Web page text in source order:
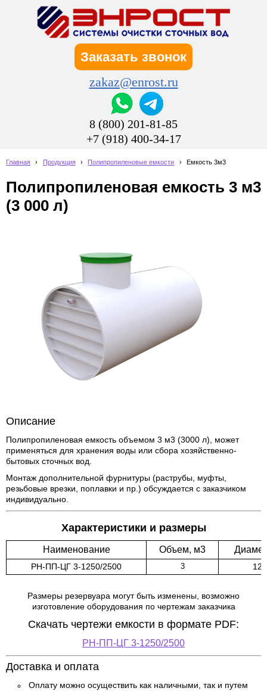
Заказать звонок
zakaz@enrost.ru
8 (800) 201-81-85
+7 (918) 400-34-17
Главная › Продукция › Полипропиленовые емкости › Емкость 3м3
Полипропиленовая емкость 3 м3
(3 000 л)
Описание
Полипропиленовая емкость объемом 3 м3 (3000 л), может
применяться для хранения воды или сбора хозяйственно-
бытовых сточных вод.
Монтаж дополнительной фурнитуры (раструбы, муфты,
резьбовые врезки, поплавки и пр.) обсуждается с заказчиком
индивидуально.
Характеристики и размеры
Наименование Объем, м3
РН-ПП-ЦГ 3-1250/2500 3
Размеры резервуара могут быть изменены, возможно
изготовление оборудования по чертежам заказчика
Скачать чертежи емкости в формате PDF:
РН-ПП-ЦГ 3-1250/2500
Доставка и оплата
Оплату можно осуществить как наличными, так и путем